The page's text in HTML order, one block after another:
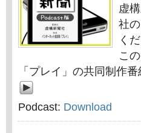
虚
社
く
こ
「プレイ」の共同制作番
Podcast: Download